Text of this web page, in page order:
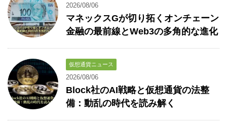
2026/08/06
マネックスGが切り拓くオンチェーン
金融の最前線とWeb3の多角的な進化
仮想通貨ニュース
2026/08/06
Block社のAI戦略と仮想通貨の法整
備：動乱の時代を読み解く